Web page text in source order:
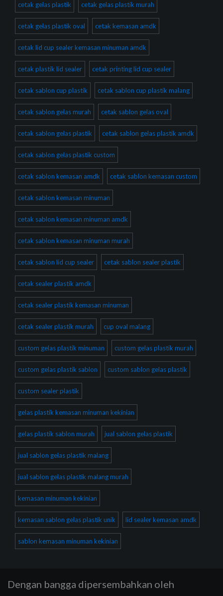
cetak gelas plastik cetak gelas plastik murah
cetak gelas plastik oval cetak kemasan amdk
cetak lid cup sealer kemasan minuman amdk
cetak plastik lid sealer cetak printing lid cup sealer
cetak sablon cup plastik cetak sablon cup plastik malang
cetak sablon gelas murah cetak sablon gelas oval
cetak sablon gelas plastik cetak sablon gelas plastik amdk
cetak sablon gelas plastik custom
cetak sablon kemasan amdk cetak sablon kemasan custom
cetak sablon kemasan minuman
cetak sablon kemasan minuman amdk
cetak sablon kemasan minuman murah
cetak sablon lid cup sealer cetak sablon sealer plastik
cetak sealer plastik amdk
cetak sealer plastik kemasan minuman
cetak sealer plastik murah cup oval malang
custom gelas plastik minuman custom gelas plastik murah
custom gelas plastik sablon custom sablon gelas plastik
custom sealer plastik
gelas plastik kemasan minuman kekinian
gelas plastik sablon murah jual sablon gelas plastik
jual sablon gelas plastik malang
jual sablon gelas plastik malang murah
kemasan minuman kekinian
kemasan sablon gelas plastik unik lid sealer kemasan amdk
sablon kemasan minuman kekinian
Dengan bangga dipersembahkan oleh